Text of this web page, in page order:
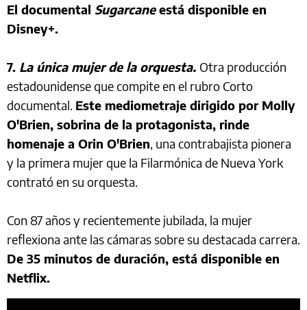
El documental Sugarcaneestá disponible en
Disney+.
7. La única mujer de la orquesta. Otra producción
estadounidense que compite en el rubro Corto
documental. Este mediometraje dirigido por Molly
O'Brien, sobrina de la protagonista, rinde
homenaje a Orin O'Brien, una contrabajista pionera
y la primera mujer que la Filarmónica de Nueva York
contrató en su orquesta.
Con 87 años y recientemente jubilada, la mujer
reflexiona ante las cámaras sobre su destacada carrera.
De 35 minutos de duración, está disponible en
Netflix.